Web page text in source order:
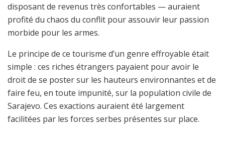
disposant de revenus très confortables — auraient
profité du chaos du conflit pour assouvir leur passion
morbide pour les armes.
Le principe de ce tourisme d’un genre effroyable était
simple : ces riches étrangers payaient pour avoir le
droit de se poster sur les hauteurs environnantes et de
faire feu, en toute impunité, sur la population civile de
Sarajevo. Ces exactions auraient été largement
facilitées par les forces serbes présentes sur place.